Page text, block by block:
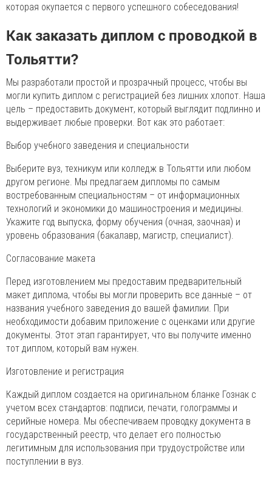
которая окупается с первого успешного собеседования!
Как заказать диплом с проводкой в
Тольятти?
Мы разработали простой и прозрачный процесс, чтобы вы
могли купить диплом с регистрацией без лишних хлопот. Наша
цель – предоставить документ, который выглядит подлинно и
выдерживает любые проверки. Вот как это работает:
Выбор учебного заведения и специальности
Выберите вуз, техникум или колледж в Тольятти или любом
другом регионе. Мы предлагаем дипломы по самым
востребованным специальностям – от информационных
технологий и экономики до машиностроения и медицины.
Укажите год выпуска, форму обучения (очная, заочная) и
уровень образования (бакалавр, магистр, специалист).
Согласование макета
Перед изготовлением мы предоставим предварительный
макет диплома, чтобы вы могли проверить все данные – от
названия учебного заведения до вашей фамилии. При
необходимости добавим приложение с оценками или другие
документы. Этот этап гарантирует, что вы получите именно
тот диплом, который вам нужен.
Изготовление и регистрация
Каждый диплом создается на оригинальном бланке Гознак с
учетом всех стандартов: подписи, печати, голограммы и
серийные номера. Мы обеспечиваем проводку документа в
государственный реестр, что делает его полностью
легитимным для использования при трудоустройстве или
поступлении в вуз.